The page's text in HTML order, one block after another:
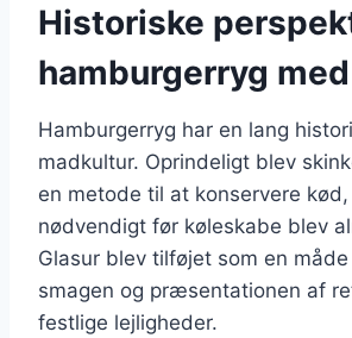
Historiske
hamburgerryg
Hamburgerryg har en lang
madkultur. Oprindeligt blev
en metode til at konservere
nødvendigt før køleskabe blev
Glasur blev tilføjet som en
smagen og præsentationen af
festlige lejligheder.